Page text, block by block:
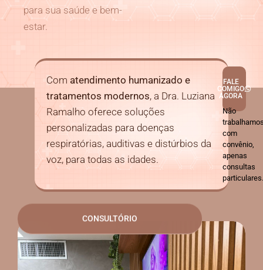
para sua saúde e bem-
estar.
Com atendimento humanizado e
tratamentos modernos, a Dra. Luziana
Ramalho oferece soluções
personalizadas para doenças
respiratórias, auditivas e distúrbios da
voz, para todas as idades.
FALE
COMIGO
AGORA
Não
com
convênio,
apenas
consultas
particulares.
CONSULTÓRIO